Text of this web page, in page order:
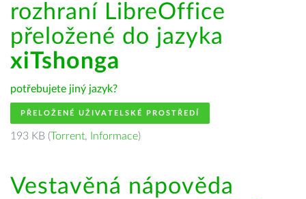
rozhraní LibreOffice
přeložené do jazyka
xiTshonga
potřebujete jiný jazyk?
PŘELOŽENÉ UŽIVATELSKÉ PROSTŘEDÍ
193 KB (Torrent, Informace)
Vestavěná nápověda